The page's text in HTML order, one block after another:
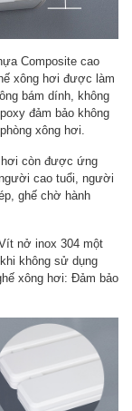
Composite cao
xông hơi được làm
bám dính, không
đảm bảo không
xông hơi.
hơi còn được ứng
cao tuổi, người
ghế chờ hành
nở inox 304 một
không sử dụng
xông hơi: Đảm bảo